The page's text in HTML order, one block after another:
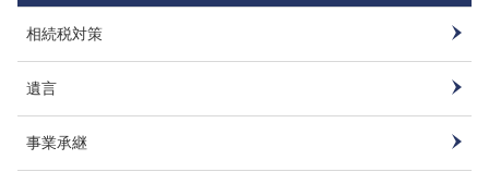
相続税対策
遺言
事業承継